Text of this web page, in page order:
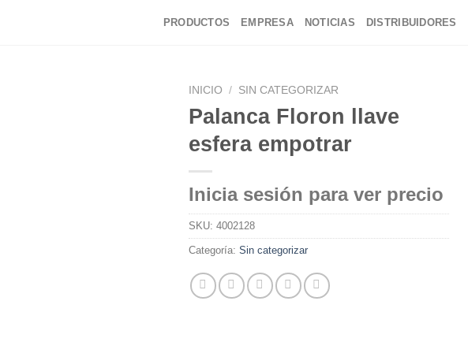
PRODUCTOS EMPRESA NOTICIAS DISTRIBUIDORES
INICIO / SIN CATEGORIZAR
Palanca Floron llave
esfera empotrar
Inicia sesión para ver precio
SKU: 4002128
Categoría: Sin categorizar